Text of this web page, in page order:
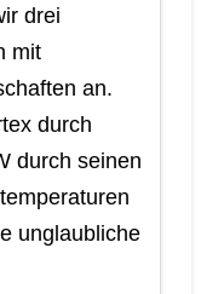
drei
mit
an.
durch
durch seinen
unglaubliche